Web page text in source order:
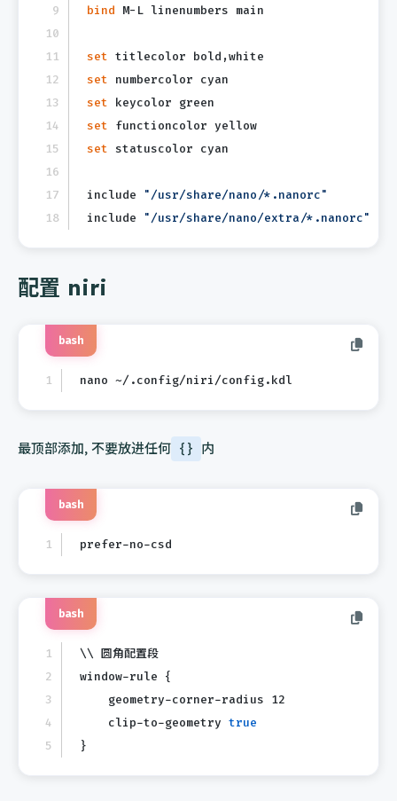
bind M-L linenumbers main
set titlecolor bold,white
set numbercolor cyan
set keycolor green
set functioncolor yellow
set statuscolor cyan
include
"/usr/share/nano/*.nanorc"
include
"/usr/share/nano/extra/*.nanorc"
配置 niri
nano ~/.config/niri/config.kdl
bash
最顶部添加, 不要放进任何 {} 内
prefer-no-csd
bash
\\ 圆角配置段
window-rule {
    geometry-corner-radius 12
    clip-to-geometry
true
}
bash